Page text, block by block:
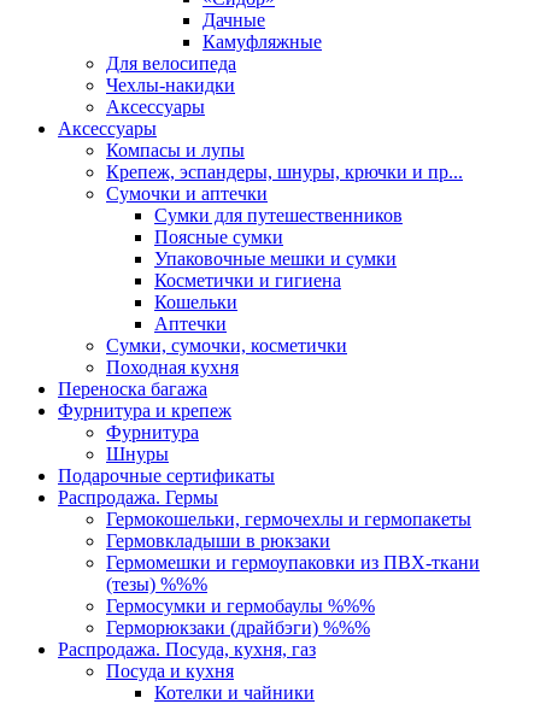
Дачные
Камуфляжные
Для велосипеда
Чехлы-накидки
Аксессуары
Аксессуары
Компасы и лупы
Крепеж, эспандеры, шнуры, крючки и пр...
Сумочки и аптечки
Сумки для путешественников
Поясные сумки
Упаковочные мешки и сумки
Косметички и гигиена
Кошельки
Аптечки
Сумки, сумочки, косметички
Походная кухня
Переноска багажа
Фурнитура и крепеж
Фурнитура
Шнуры
Подарочные сертификаты
Распродажа. Гермы
Гермокошельки, гермочехлы и гермопакеты
Гермовкладыши в рюкзаки
Гермомешки и гермоупаковки из ПВХ-ткани
(тезы) %%%
Гермосумки и гермобаулы %%%
Герморюкзаки (драйбэги) %%%
Распродажа. Посуда, кухня, газ
Посуда и кухня
Котелки и чайники